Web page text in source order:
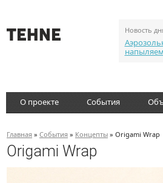
Новость
О проекте События
Главная » События » Концепты » Origami Wrap
Origami Wrap